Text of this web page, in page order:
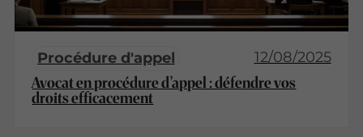
Procédure d'appel 12/08/2025
Avocat en procédure d’appel : défendre vos
droits efficacement